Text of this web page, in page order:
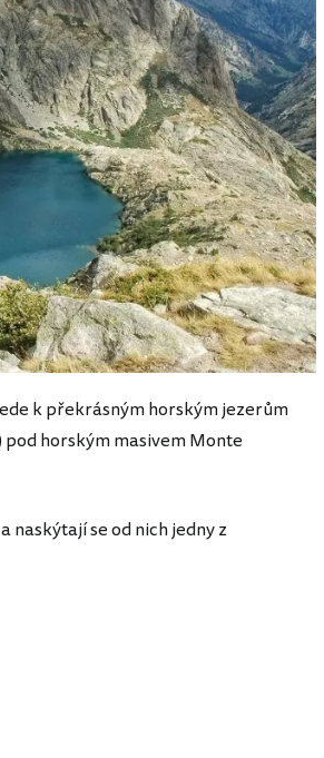
k překrásným horským jezerům
horským masivem Monte
naskýtají se od nich jedny z